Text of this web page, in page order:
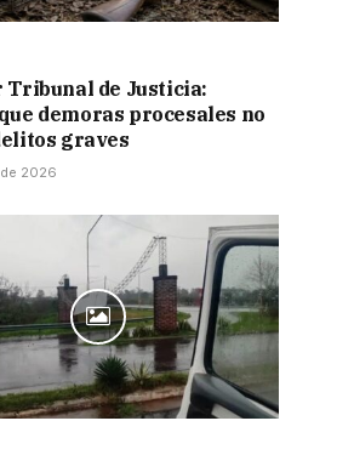
Tribunal de Justicia:
demoras procesales no
graves
2026